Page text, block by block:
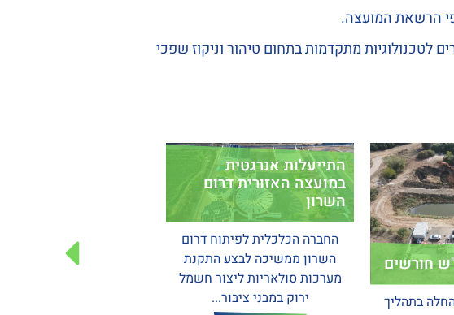
הרשאת המועצה.
לטכנולוגיות מתקדמות בתחום טיהור וניקוז שפכי
התייעלות אנרגטית
במועצה האזורית דרום
השרון
החברה הכלכלית לפיתוח דרום
השרון ממשיכה לבצע התקנת
מערכות סולאריות ליצור חשמל
ירוק במבני ציבור...
עוצרים את זיהום הנחלים